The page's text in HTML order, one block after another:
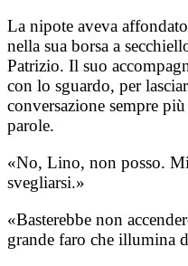
La nipote aveva
nella sua borsa a
Patrizio. Il suo
con lo sguardo, per
conversazione sempre
parole.
«No, Lino, non posso.
svegliarsi.»
«Basterebbe non
grande faro che illumina